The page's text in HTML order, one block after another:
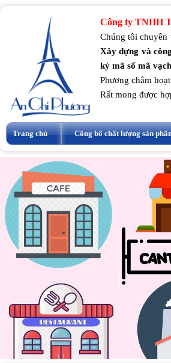
Công ty TNHH
Chúng tôi chuyên
Xây dựng và
ký mã số mã
Phương châm
Rất mong được
Trang chủ Công bố chất lượng sản